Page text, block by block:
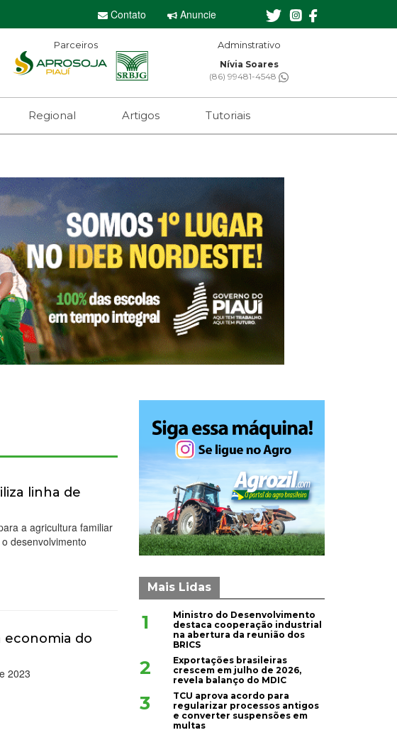
Contato Anuncie
Parceiros Editor-chefe
Sebastian Eugênio
(61) 99650-2473
Regional Artigos Tutoriais
linha de
a agricultura familiar
desenvolvimento
economia do
2023
Mais Lidas
1
Ministro do Desenvolvimento
destaca cooperação industrial
na abertura da reunião dos
BRICS
2
Exportações brasileiras
crescem em julho de 2026,
revela balanço do MDIC
3
TCU aprova acordo para
regularizar processos antigos
e converter suspensões em
multas